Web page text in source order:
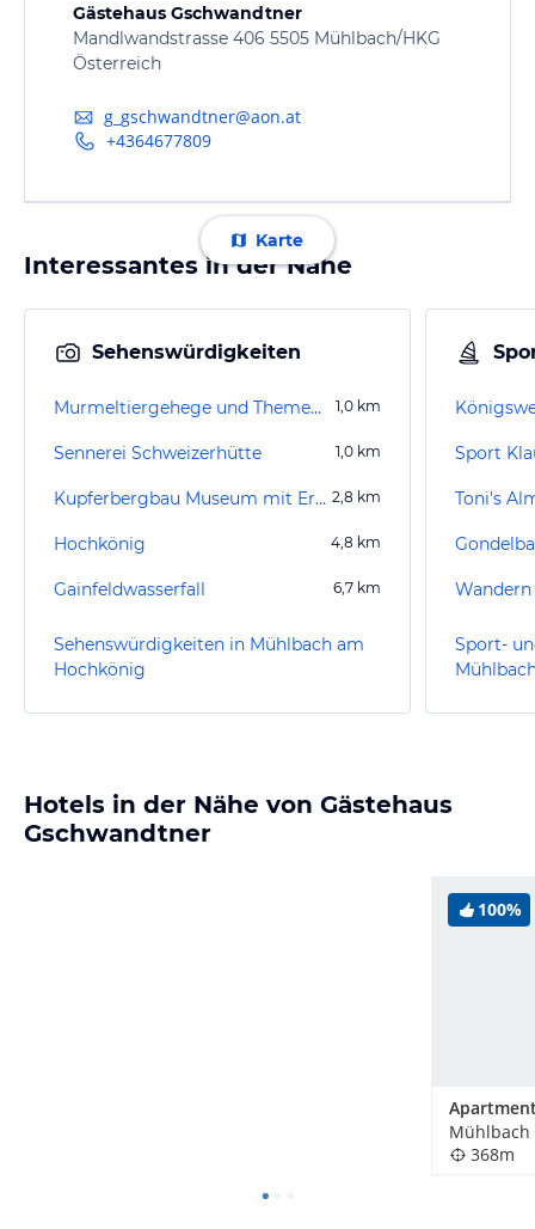
Gästehaus Gschwandtner
Mandlwandstrasse 406 5505 Mühlbach/HKG
Österreich
g_gschwandtner@aon.at
+4364677809
Karte
Interessantes in der Nähe
Sehenswürdigkeiten
Murmeltiergehege und Themenweg 1,0 km
Sennerei Schweizerhütte 1,0 km
Kupferbergbau Museum mit Erlebnisstollen 2,8 km
Hochkönig 4,8 km
Gainfeldwasserfall 6,7 km
Sehenswürdigkeiten in Mühlbach am
Hochkönig
Sport
Toni's
Sport-
Hotels in der Nähe von Gästehaus
Gschwandtner
100%
368m